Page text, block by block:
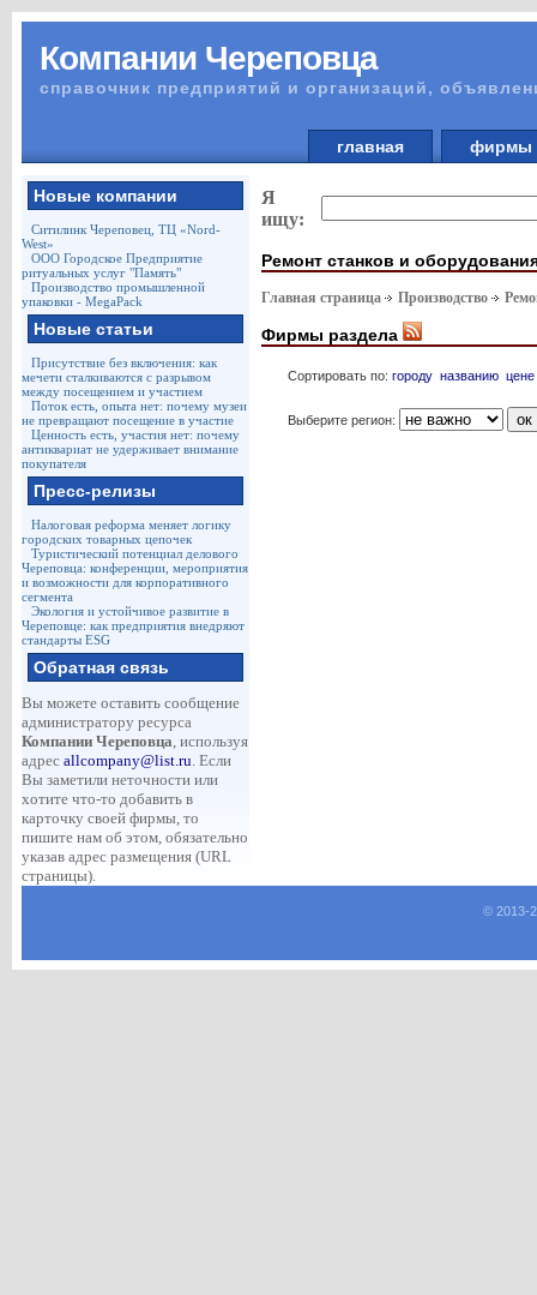
Компании Череповца
справочник предприятий и организаций,
главная
Новые компании
Ситилинк Череповец, ТЦ «Nord-
West»
ООО Городское Предприятие
ритуальных услуг "Память"
Производство промышленной
упаковки - MegaPack
Новые статьи
Присутствие без включения: как
мечети сталкиваются с разрывом
между посещением и участием
Поток есть, опыта нет: почему музеи
не превращают посещение в участие
Ценность есть, участия нет: почему
антиквариат не удерживает внимание
покупателя
Пресс-релизы
Налоговая реформа меняет логику
городских товарных цепочек
Туристический потенциал делового
Череповца: конференции, мероприятия
и возможности для корпоративного
сегмента
Экология и устойчивое развитие в
Череповце: как предприятия внедряют
стандарты ESG
Обратная связь
Вы можете оставить сообщение
администратору ресурса
Компании Череповца, используя
адрес allcompany@list.ru. Если
Вы заметили неточности или
хотите что-то добавить в
карточку своей фирмы, то
пишите нам об этом, обязательно
указав адрес размещения (URL
страницы).
Я
ищу:
Ремонт станков и
Главная страница Производство
Фирмы раздела
Сортировать по: городу названию цене
Выберите регион:
© 2013-